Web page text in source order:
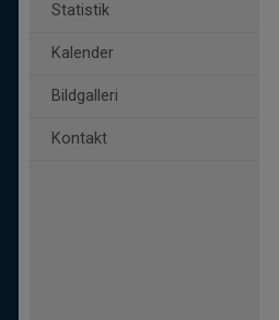
Statistik
Kalender
Bildgalleri
Kontakt